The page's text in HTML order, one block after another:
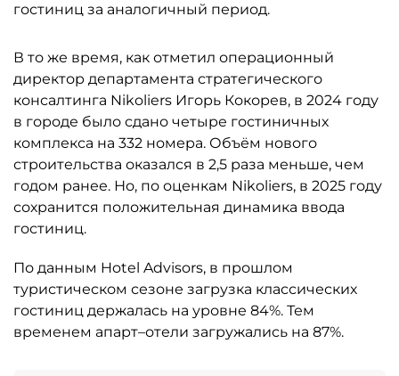
гостиниц за аналогичный период.
В то же время, как отметил операционный
директор департамента стратегического
консалтинга Nikoliers Игорь Кокорев, в 2024 году
в городе было сдано четыре гостиничных
комплекса на 332 номера. Объём нового
строительства оказался в 2,5 раза меньше, чем
годом ранее. Но, по оценкам Nikoliers, в 2025 году
сохранится положительная динамика ввода
гостиниц.
По данным Hotel Advisors, в прошлом
туристическом сезоне загрузка классических
гостиниц держалась на уровне 84%. Тем
временем апарт–отели загружались на 87%.